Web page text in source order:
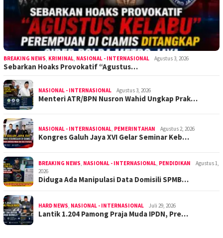
BREAKING NEWS KRIMINAL NASIONAL - INTERNASIONAL Agustus 3, 2026
Sebarkan Hoaks Provokatif “Agustus…
NASIONAL - INTERNASIONAL Agustus 3, 2026
Menteri ATR/BPN Nusron Wahid Ungkap Prak…
NASIONAL - INTERNASIONAL PEMERINTAHAN Agustus 2, 2026
Kongres Galuh Jaya XVI Gelar Seminar Keb…
BREAKING NEWS NASIONAL - INTERNASIONAL PENDIDIKAN
Agustus 1,
2026
Diduga Ada Manipulasi Data Domisili SPMB…
HARD NEWS NASIONAL - INTERNASIONAL Juli 29, 2026
Lantik 1.204 Pamong Praja Muda IPDN, Pre…